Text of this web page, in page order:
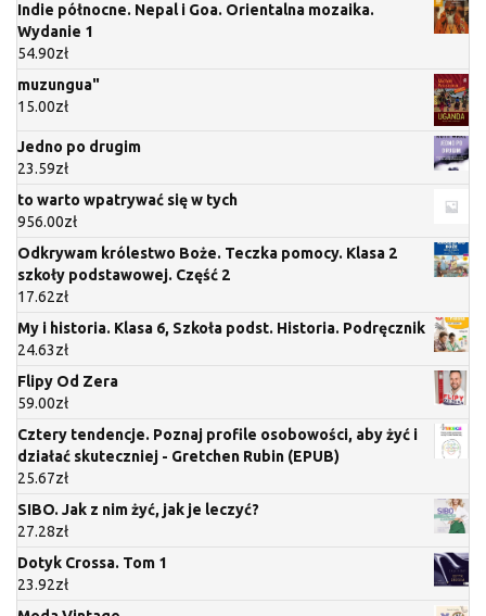
Indie północne. Nepal i Goa. Orientalna mozaika.
Wydanie 1
54.90zł
muzungua"
15.00zł
Jedno po drugim
23.59zł
to warto wpatrywać się w tych
956.00zł
Odkrywam królestwo Boże. Teczka pomocy. Klasa 2
szkoły podstawowej. Część 2
17.62zł
My i historia. Klasa 6, Szkoła podst. Historia. Podręcznik
24.63zł
Flipy Od Zera
59.00zł
Cztery tendencje. Poznaj profile osobowości, aby żyć i
działać skuteczniej - Gretchen Rubin (EPUB)
25.67zł
SIBO. Jak z nim żyć, jak je leczyć?
27.28zł
Dotyk Crossa. Tom 1
23.92zł